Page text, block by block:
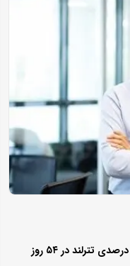
حفظ آپتایم ۹۹.۹۸ درصدی تترلند در ۵۴ روز